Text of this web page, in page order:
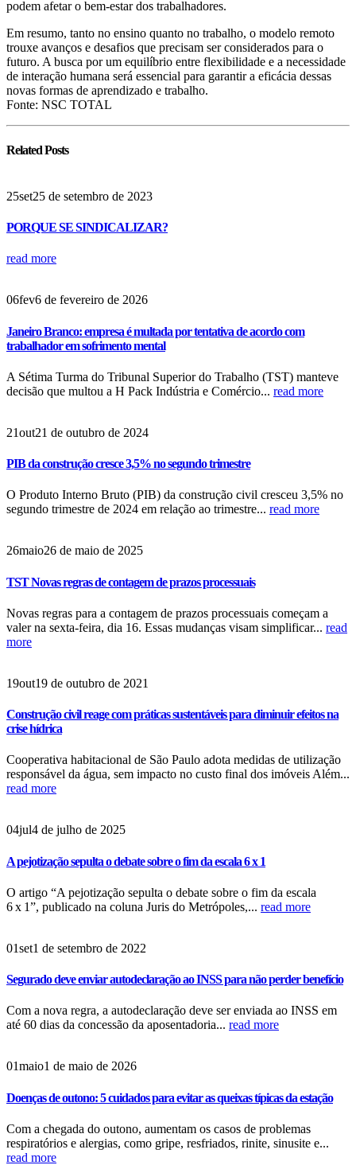
podem afetar o bem-estar dos trabalhadores.
Em resumo, tanto no ensino quanto no trabalho, o modelo remoto
trouxe avanços e desafios que precisam ser considerados para o
futuro. A busca por um equilíbrio entre flexibilidade e a necessidade
de interação humana será essencial para garantir a eficácia dessas
novas formas de aprendizado e trabalho.
Fonte: NSC TOTAL
RelatedPosts
25set25 de setembro de 2023
PORQUE SE SINDICALIZAR?
read more
06fev6 de fevereiro de 2026
Janeiro Branco: empresa é multada por tentativa de acordo com
trabalhador em sofrimento mental
A Sétima Turma do Tribunal Superior do Trabalho (TST) manteve
decisão que multou a H Pack Indústria e Comércio... read more
21out21 de outubro de 2024
PIB da construção cresce 3,5% no segundo trimestre
O Produto Interno Bruto (PIB) da construção civil cresceu 3,5% no
segundo trimestre de 2024 em relação ao trimestre... read more
26maio26 de maio de 2025
TST Novas regras de contagem de prazos processuais
Novas regras para a contagem de prazos processuais começam a
valer na sexta-feira, dia 16. Essas mudanças visam simplificar... read
more
19out19 de outubro de 2021
Construção civil reage com práticas sustentáveis para diminuir efeitos na
crise hídrica
Cooperativa habitacional de São Paulo adota medidas de utilização
responsável da água, sem impacto no custo final dos imóveis Além...
read more
04jul4 de julho de 2025
A pejotização sepulta o debate sobre o fim da escala 6 x 1
O artigo “A pejotização sepulta o debate sobre o fim da escala
6 x 1”, publicado na coluna Juris do Metrópoles,... read more
01set1 de setembro de 2022
Segurado deve enviar autodeclaração ao INSS para não perder benefício
Com a nova regra, a autodeclaração deve ser enviada ao INSS em
até 60 dias da concessão da aposentadoria... read more
01maio1 de maio de 2026
Doenças de outono: 5 cuidados para evitar as queixas típicas da estação
Com a chegada do outono, aumentam os casos de problemas
respiratórios e alergias, como gripe, resfriados, rinite, sinusite e...
read more